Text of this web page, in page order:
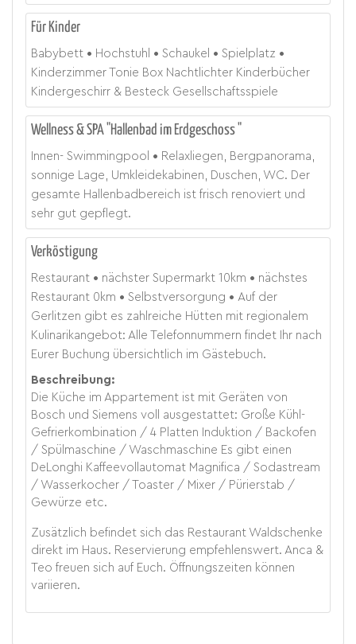
Für Kinder
Babybett Hochstuhl Schaukel
Spielplatz
Kinderzimmer Tonie Box Nachtlichter Kinderbücher
Kindergeschirr & Besteck Gesellschaftsspiele
Wellness & SPA "Hallenbad im Erdgeschoss "
Innen- Swimmingpool
Relaxliegen, Bergpanorama,
sonnige Lage, Umkleidekabinen, Duschen, WC. Der
gesamte Hallenbadbereich ist frisch renoviert und
sehr gut gepflegt.
Verköstigung
Restaurant nächster Supermarkt 10 km
nächstes
Restaurant 0 km Selbstversorgung
Auf der
Gerlitzen gibt es zahlreiche Hütten mit regionalem
Kulinarikangebot: Alle Telefonnummern findet Ihr nach
Eurer Buchung übersichtlich im Gästebuch.
Beschreibung:
Die Küche im Appartement ist mit Geräten von
Bosch und Siemens voll ausgestattet: Große Kühl-
Gefrierkombination / 4 Platten Induktion / Backofen
/ Spülmaschine / Waschmaschine Es gibt einen
DeLonghi Kaffeevollautomat Magnifica / Sodastream
/ Wasserkocher / Toaster / Mixer / Pürierstab /
Gewürze etc.
Zusätzlich befindet sich das Restaurant Waldschenke
direkt im Haus. Reservierung empfehlenswert. Anca &
Teo freuen sich auf Euch. Öffnungszeiten können
variieren.